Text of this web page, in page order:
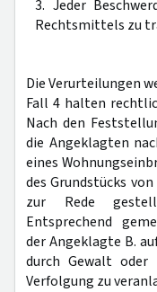
3. Jeder
Rechtsmittels zu
Die Verurteilungen
Fall 4 halten
Nach den
die Angeklagten
eines
des Grundstücks
zur Rede
Entsprechend
der Angeklagte B.
durch Gewalt oder
Verfolgung zu